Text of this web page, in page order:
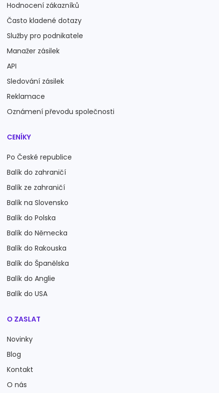
Hodnocení zákazníků
Často kladené dotazy
Služby pro podnikatele
Manažer zásilek
API
Sledování zásilek
Reklamace
Oznámení převodu společnosti
CENÍKY
Po České republice
Balík do zahraničí
Balík ze zahraničí
Balík na Slovensko
Balík do Polska
Balík do Německa
Balík do Rakouska
Balík do Španělska
Balík do Anglie
Balík do USA
O ZASLAT
Novinky
Blog
Kontakt
O nás